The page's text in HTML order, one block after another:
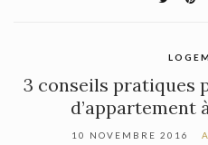
3 conseils pratiques
d’appartement
10 NOVEMBRE 2016